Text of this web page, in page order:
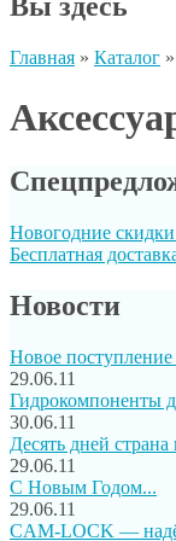
Вы здесь
Главная » Каталог »
Новогодние
Бесплатная
Новости
Новое
29.06.11
Гидрокомпоненты
30.06.11
Десять дней страна
29.06.11
C Новым Годом...
29.06.11
CAM-LOCK —